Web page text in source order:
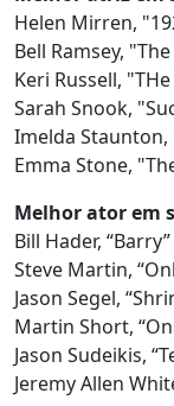
Helen Mirren,
Bell Ramsey,
Keri Russell,
Sarah Snook,
Imelda Staunton,
Emma Stone,
Melhor ator em
Bill Hader, “Barry”
Steve Martin,
Jason Segel,
Martin Short,
Jason Sudeikis,
Jeremy Allen